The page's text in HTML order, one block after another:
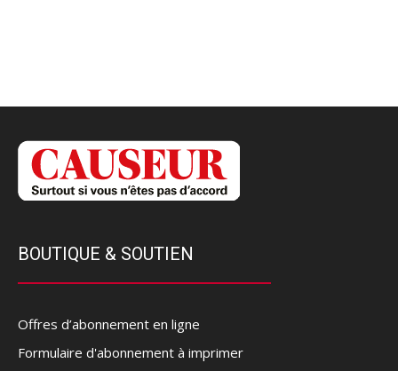
BOUTIQUE & SOUTIEN
Offres d’abonnement en ligne
Formulaire d'abonnement à imprimer